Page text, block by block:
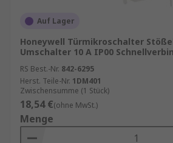
Auf Lager
Honeywell Türmikroschalter
Umschalter 10 A IP00
RS Best.-Nr. 842-6295
Herst. Teile-Nr. 1DM401
Zwischensumme (1 Stück)
18,54 €(ohne MwSt.)
Menge